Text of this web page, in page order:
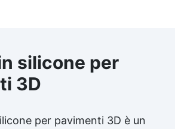
silicone per
3D
per pavimenti 3D è un